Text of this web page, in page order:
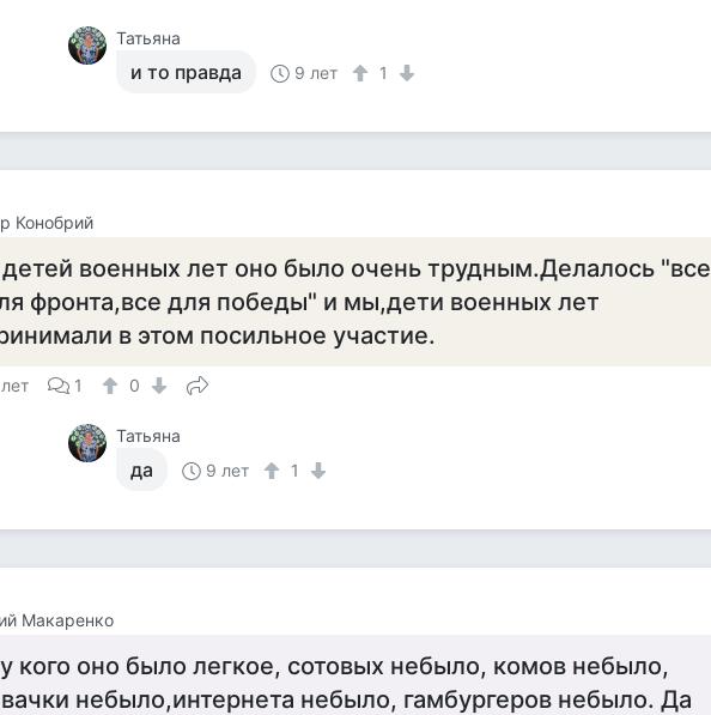
Татьяна
и то правда 9 лет 1
Конобрий
военных лет оно было очень трудным.Делалось "все
фронта,все для победы" и мы,дети военных лет
в этом посильное участие.
1 0
Татьяна
да 9 лет 1
Макаренко
кого оно было легкое, сотовых небыло, комов небыло,
небыло,интернета небыло, гамбургеров небыло. Да